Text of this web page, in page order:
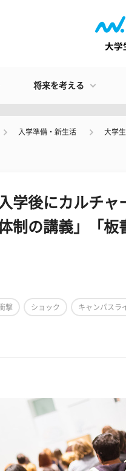
将来を考える
入学準備・新生活 大学
学後にカルチャ
制の講義」「板
撃 ショック キャンパスラ